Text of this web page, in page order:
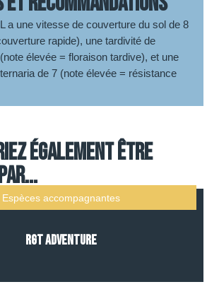
a une vitesse de couverture du sol de 8
rapide), une tardivité de
élevée = floraison tardive), et une
de 7 (note élevée = résistance
également être
Espèces accompagnantes
RGT ADVENTURE